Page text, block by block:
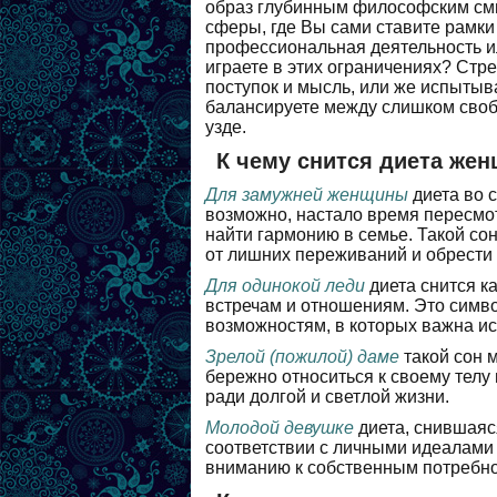
образ глубинным философским
сферы, где Вы сами ставите
профессиональная деятельность
играете в этих ограничениях?
поступок и мысль, или же
балансируете между слишком
узде.
К чему снится диета
Для замужней женщины диета во
возможно, настало время
найти гармонию в семье. Такой
от лишних переживаний и
Для одинокой леди диета снится
встречам и отношениям. Это
возможностям, в которых важна
Зрелой (пожилой) даме такой сон
бережно относиться к своему
ради долгой и светлой жизни.
Молодой девушке диета,
соответствии с личными
вниманию к собственным